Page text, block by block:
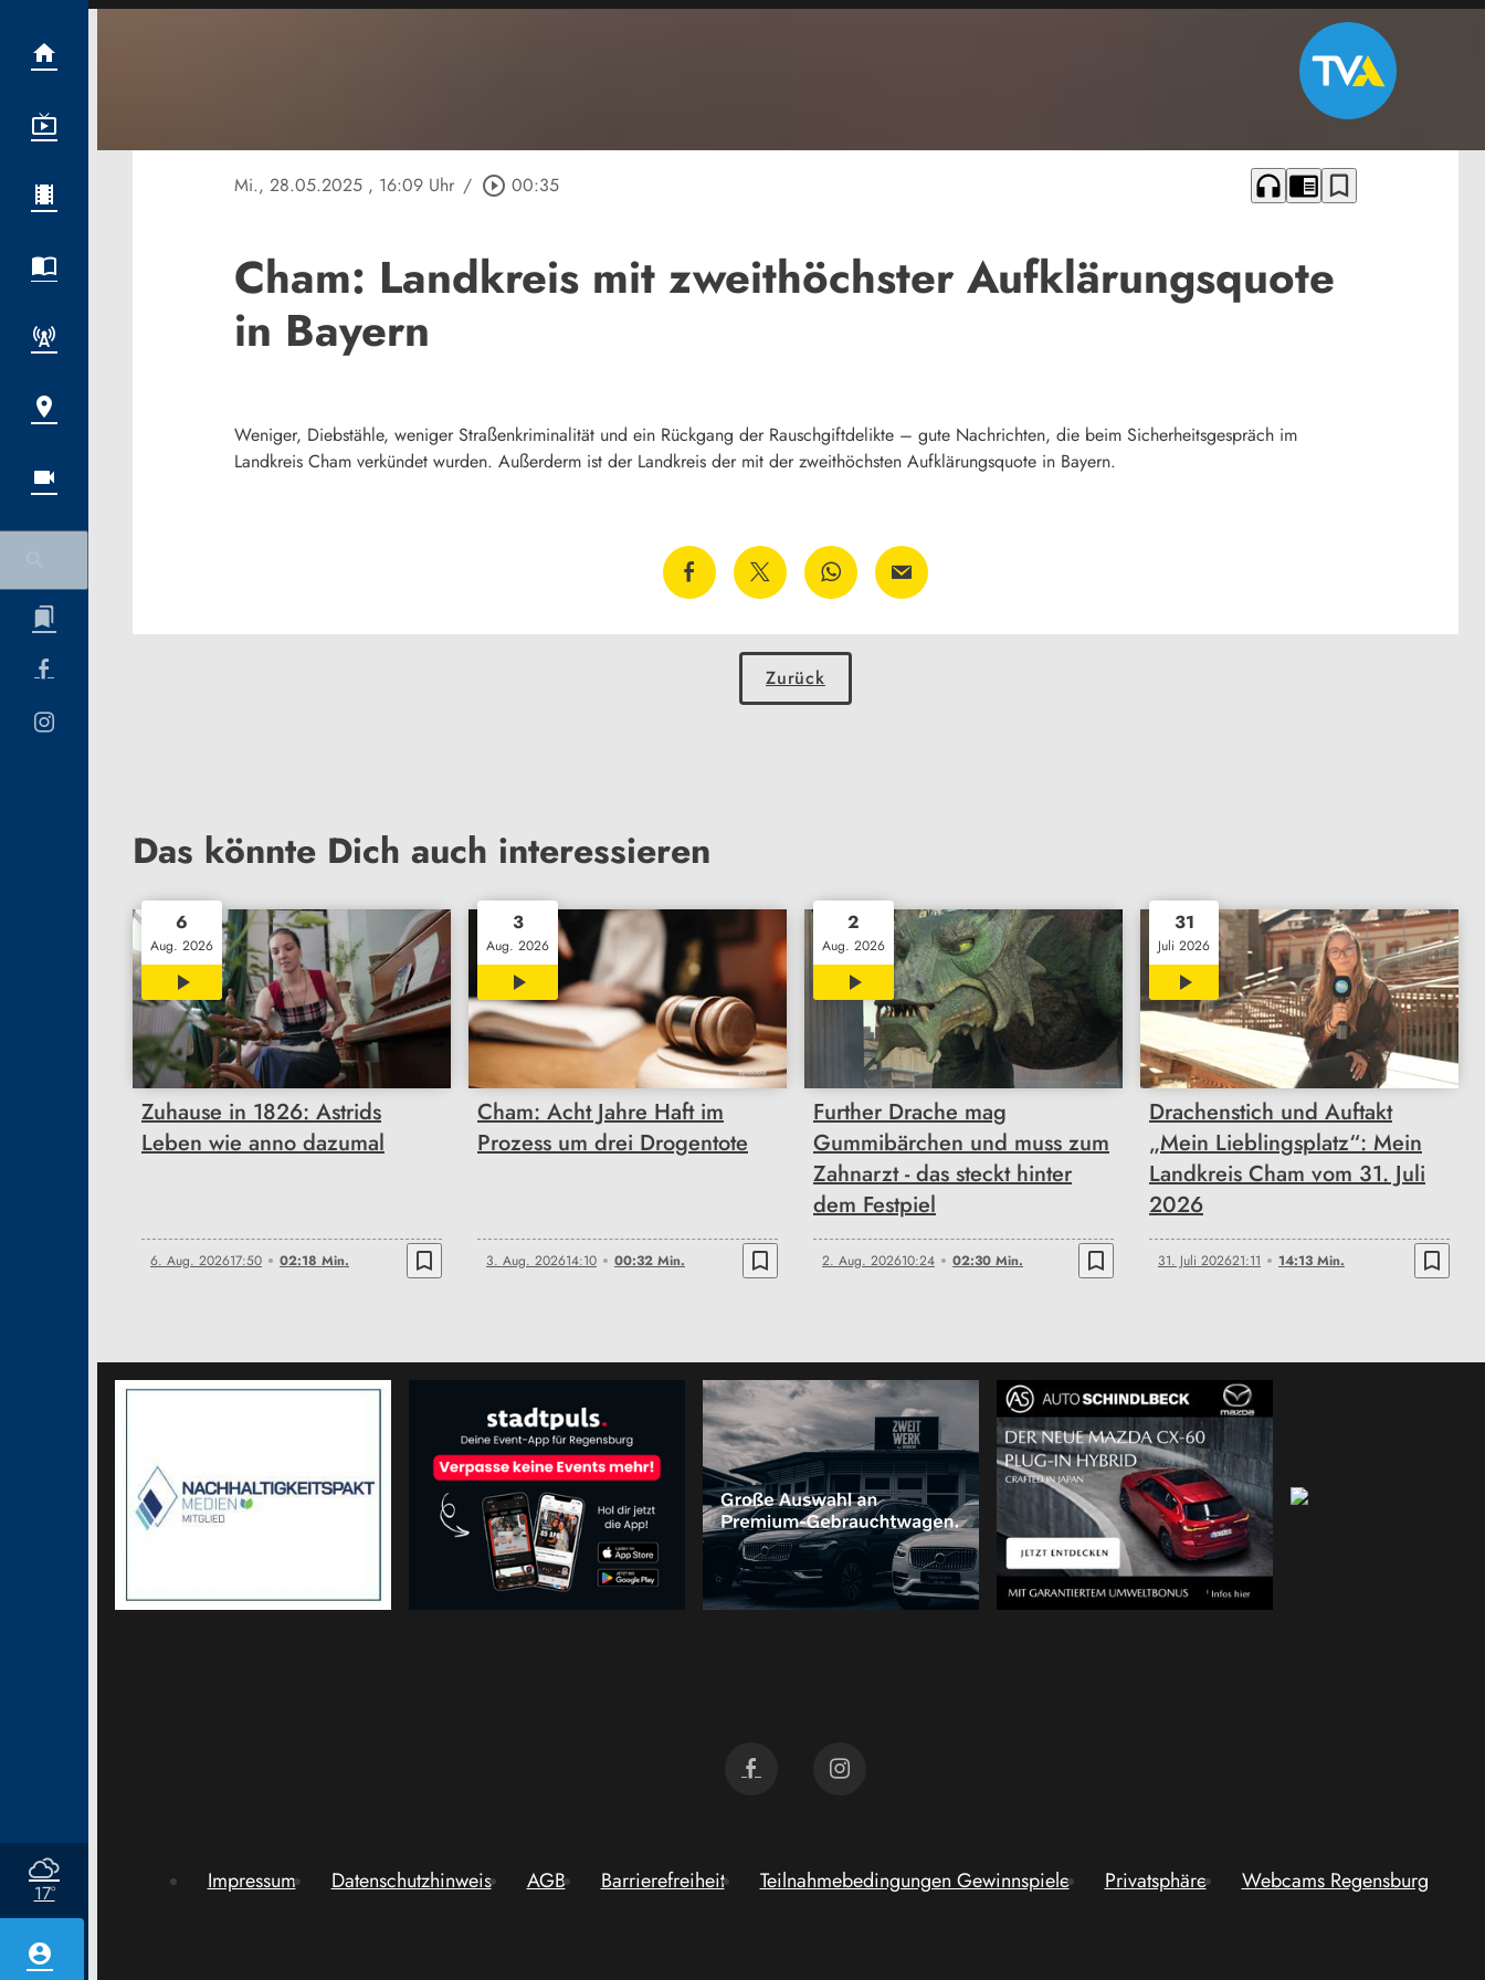
account_circle
17°
Mi., 28.05.2025 , 16:09 Uhr / play_circle_outline 00:35 headphones chrome_reader_mode bookmark_border
Cham: Landkreis mit zweithöchster Aufklärungsquote
in Bayern
Weniger, Diebstähle, weniger Straßenkriminalität und ein Rückgang der Rauschgiftdelikte – gute Nachrichten, die beim Sicherheitsgespräch im
Landkreis Cham verkündet wurden. Außerderm ist der Landkreis der mit der zweithöchsten Aufklärungsquote in Bayern.
Zurück
Das könnte Dich auch interessieren
6
Aug. 2026
02:18
Zuhause in 1826: Astrids
Leben wie anno dazumal
6. Aug. 202617:50 02:18 Min. bookmark_border
3
Aug. 2026
00:32
Cham: Acht Jahre Haft im
Prozess um drei Drogentote
3. Aug. 202614:10 00:32 Min. bookmark_border
2
Aug. 2026
02:30
Further Drache mag
Gummibärchen und muss zum
Zahnarzt - das steckt hinter
dem Festpiel
2. Aug. 202610:24 02:30 Min. bookmark_border
31
Juli 2026
14:13
Drachenstich und Auftakt
„Mein Lieblingsplatz“: Mein
Landkreis Cham vom 31. Juli
2026
31. Juli 202621:11 14:13 Min. bookmark_border
Impressum Datenschutzhinweis AGB Barrierefreiheit Teilnahmebedingungen Gewinnspiele Privatsphäre Webcams Regensburg